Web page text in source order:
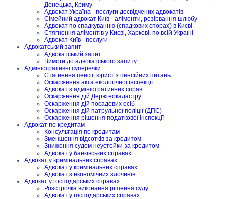
Донецька, Криму
Адвокат Україна - послуги досвідчених адвокатів
Сімейний адвокат Київ - аліменти, розірвання шлюбу
Адвокат по спадкуванню (спадкових спорах) в Києві
Стягнення аліментів у Києві, Харкові, по всій Україні
Адвокат Київ - послуги
Адвокатський запит
Адвокатський запит
Вимоги до адвокатського запиту
Адміністративні суперечки
Стягнення пенсії, юрист з пенсійних питань
Оскарження акта екологічної інспекції
Адвокат з адміністративних справ
Оскарження дій Держгеокадастру
Оскарження дій посадових осіб
Оскарження дій патрульної поліції (ДПС)
Оскарження рішення податкової інспекції
Адвокат по кредитам
Консультація по кредитам
Зменшення відсотків за кредитом
Зниження судом неустойки за кредитом
Адвокат у банківських справах
Адвокат у кримінальних справах
Адвокат у кримінальних справах
Адвокат з економічних злочинів
Адвокат у господарських справах
Розстрочка виконання рішення суду
Адвокат у господарських справах